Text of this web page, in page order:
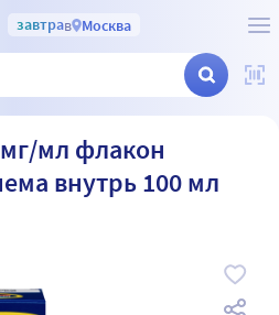
завтрав Москва
мл флакон
внутрь 100 мл